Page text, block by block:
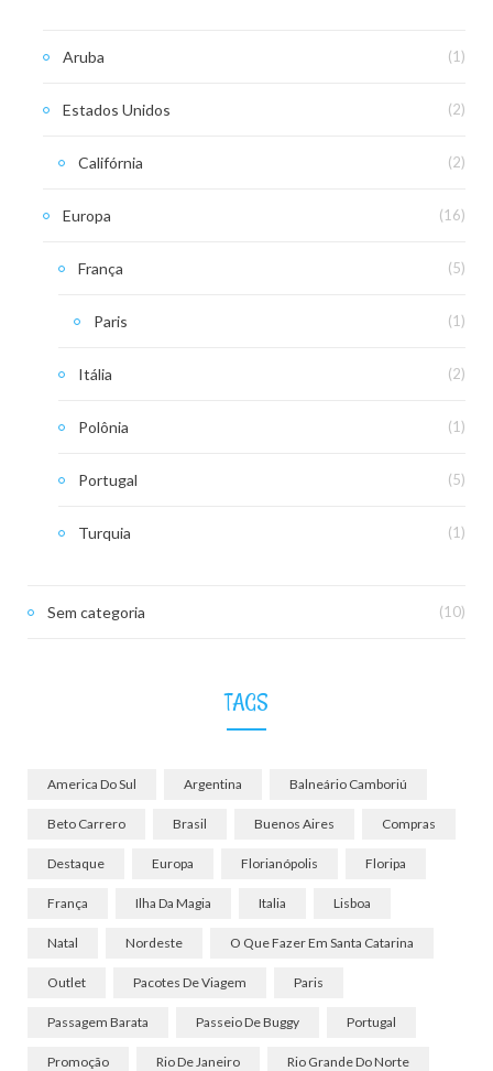
Aruba (1)
Estados Unidos (2)
Califórnia (2)
Europa (16)
França (5)
Paris (1)
Itália (2)
Polônia (1)
Portugal (5)
Turquia (1)
Sem categoria (10)
TAGS
America Do Sul Argentina Balneário Camboriú
Beto Carrero Brasil Buenos Aires Compras
Destaque Europa Florianópolis Floripa
França Ilha Da Magia Italia Lisboa
Natal Nordeste O Que Fazer Em Santa Catarina
Outlet Pacotes De Viagem Paris
Passagem Barata Passeio De Buggy Portugal
Promoção Rio De Janeiro Rio Grande Do Norte